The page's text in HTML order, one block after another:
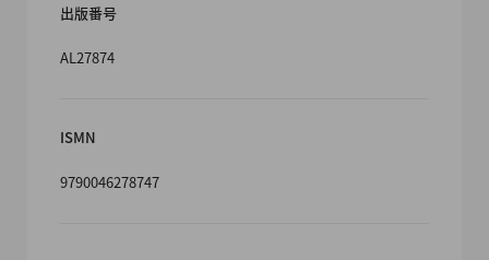
出版番号
AL27874
ISMN
9790046278747